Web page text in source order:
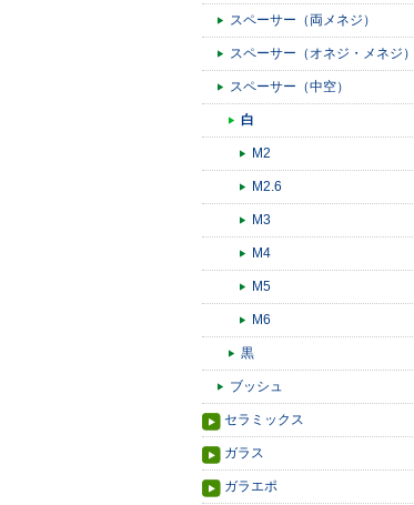
スペーサー（両メネジ）
スペーサー（オネジ・メネジ）
スペーサー（中空）
白
M2
M2.6
M3
M4
M5
M6
黒
ブッシュ
セラミックス
ガラス
ガラエポ